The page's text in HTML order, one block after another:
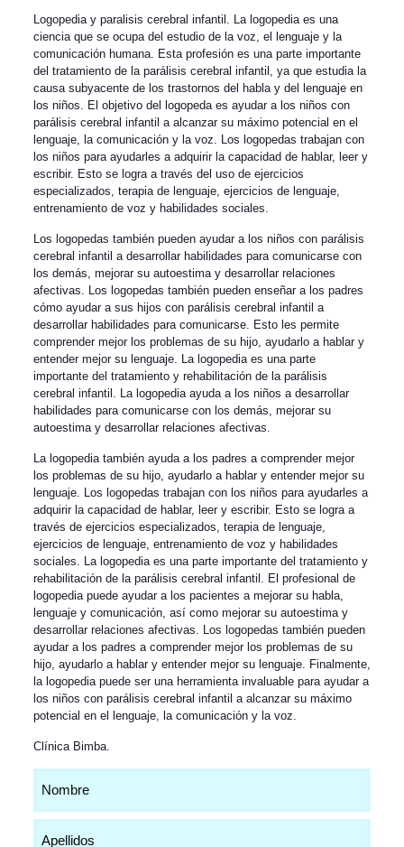
Logopedia y paralisis cerebral infantil. La logopedia es una
ciencia que se ocupa del estudio de la voz, el lenguaje y la
comunicación humana. Esta profesión es una parte importante
del tratamiento de la parálisis cerebral infantil, ya que estudia la
causa subyacente de los trastornos del habla y del lenguaje en
los niños. El objetivo del logopeda es ayudar a los niños con
parálisis cerebral infantil a alcanzar su máximo potencial en el
lenguaje, la comunicación y la voz. Los logopedas trabajan con
los niños para ayudarles a adquirir la capacidad de hablar, leer y
escribir. Esto se logra a través del uso de ejercicios
especializados, terapia de lenguaje, ejercicios de lenguaje,
entrenamiento de voz y habilidades sociales.
Los logopedas también pueden ayudar a los niños con parálisis
cerebral infantil a desarrollar habilidades para comunicarse con
los demás, mejorar su autoestima y desarrollar relaciones
afectivas. Los logopedas también pueden enseñar a los padres
cómo ayudar a sus hijos con parálisis cerebral infantil a
desarrollar habilidades para comunicarse. Esto les permite
comprender mejor los problemas de su hijo, ayudarlo a hablar y
entender mejor su lenguaje. La logopedia es una parte
importante del tratamiento y rehabilitación de la parálisis
cerebral infantil. La logopedia ayuda a los niños a desarrollar
habilidades para comunicarse con los demás, mejorar su
autoestima y desarrollar relaciones afectivas.
La logopedia también ayuda a los padres a comprender mejor
los problemas de su hijo, ayudarlo a hablar y entender mejor su
lenguaje. Los logopedas trabajan con los niños para ayudarles a
adquirir la capacidad de hablar, leer y escribir. Esto se logra a
través de ejercicios especializados, terapia de lenguaje,
ejercicios de lenguaje, entrenamiento de voz y habilidades
sociales. La logopedia es una parte importante del tratamiento y
rehabilitación de la parálisis cerebral infantil. El profesional de
logopedia puede ayudar a los pacientes a mejorar su habla,
lenguaje y comunicación, así como mejorar su autoestima y
desarrollar relaciones afectivas. Los logopedas también pueden
ayudar a los padres a comprender mejor los problemas de su
hijo, ayudarlo a hablar y entender mejor su lenguaje. Finalmente,
la logopedia puede ser una herramienta invaluable para ayudar a
los niños con parálisis cerebral infantil a alcanzar su máximo
potencial en el lenguaje, la comunicación y la voz.
Clínica Bimba.
(Obligatorio)